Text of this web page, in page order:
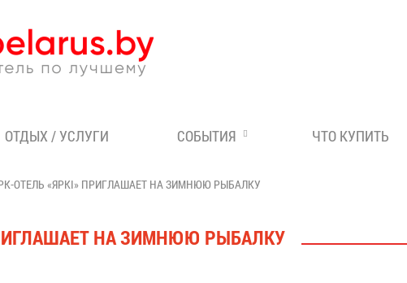
ОТДЫХ / УСЛУГИ СОБЫТИЯ ЧТО КУПИТЬ
ОТЕЛЬ «ЯРКI» ПРИГЛАШАЕТ НА ЗИМНЮЮ РЫБАЛКУ
НА ЗИМНЮЮ РЫБАЛКУ